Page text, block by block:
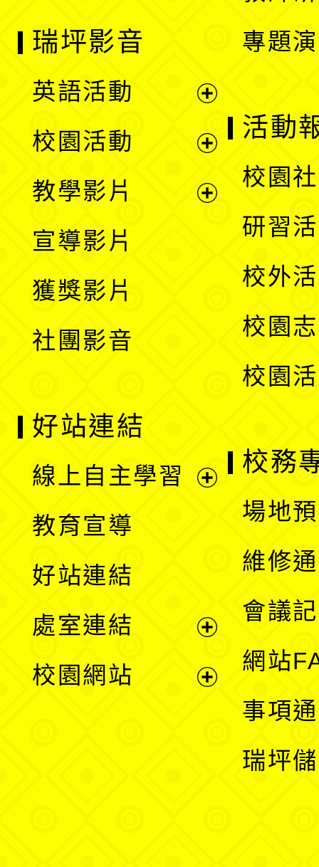
專題
瑞坪影音
英語活動
選
校園活動
教學影片
宣導影片
獲獎影片
社團影音
活動
校園
研習
校外
校園
校園
好站連結
線上自主學習
單
教育宣導
好站連結
處室連結
校園網站
校務
場地
維修
會議
網站
事項
瑞坪